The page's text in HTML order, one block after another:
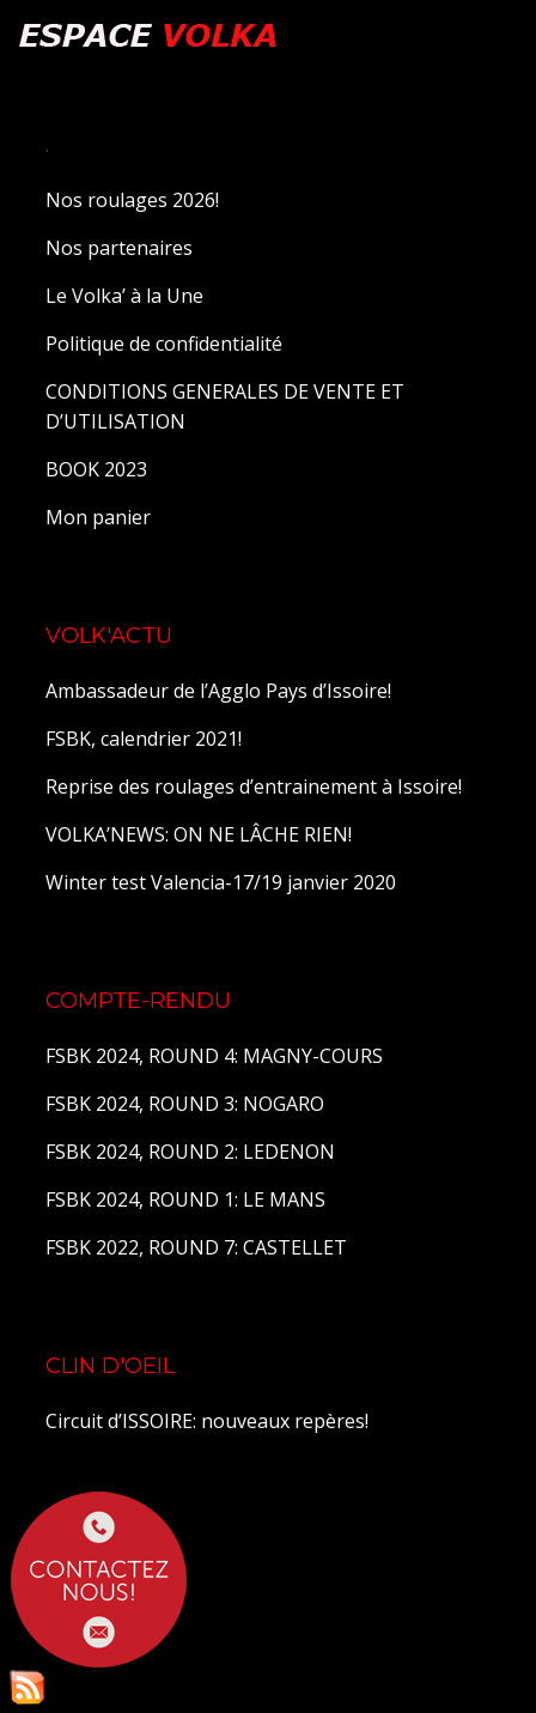
.
Nos roulages 2026!
Nos partenaires
Le Volka’ à la Une
Politique de confidentialité
CONDITIONS GENERALES DE VENTE ET
D’UTILISATION
BOOK 2023
Mon panier
VOLK'ACTU
Ambassadeur de l’Agglo Pays d’Issoire!
FSBK, calendrier 2021!
Reprise des roulages d’entrainement à Issoire!
VOLKA’NEWS: ON NE LÂCHE RIEN!
Winter test Valencia-17/19 janvier 2020
COMPTE-RENDU
FSBK 2024, ROUND 4: MAGNY-COURS
FSBK 2024, ROUND 3: NOGARO
FSBK 2024, ROUND 2: LEDENON
FSBK 2024, ROUND 1: LE MANS
FSBK 2022, ROUND 7: CASTELLET
CLIN D'OEIL
Circuit d’ISSOIRE: nouveaux repères!